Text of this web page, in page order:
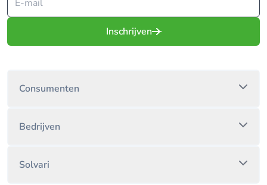
Inschrijven
Consumenten
Bedrijven
Solvari